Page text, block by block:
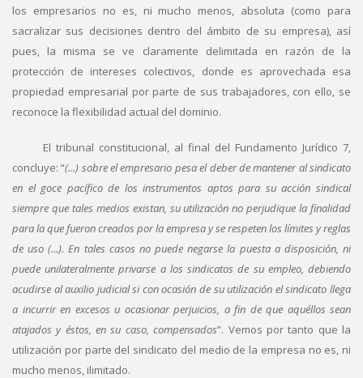
los empresarios no es, ni mucho menos, absoluta (como para
sacralizar sus decisiones dentro del ámbito de su empresa), así
pues, la misma se ve claramente delimitada en razón de la
protección de intereses colectivos, donde es aprovechada esa
propiedad empresarial por parte de sus trabajadores, con ello, se
reconoce la flexibilidad actual del dominio.
El tribunal constitucional, al final del Fundamento Jurídico 7,
concluye: “(...) sobre el empresario pesa el deber de mantener al sindicato
en el goce pacífico de los instrumentos aptos para su acción sindical
siempre que tales medios existan, su utilización no perjudique la finalidad
para la que fueron creados por la empresa y se respeten los límites y reglas
de uso (...). En tales casos no puede negarse la puesta a disposición, ni
puede unilateralmente privarse a los sindicatos de su empleo, debiendo
acudirse al auxilio judicial si con ocasión de su utilización el sindicato llega
a incurrir en excesos u ocasionar perjuicios, a fin de que aquéllos sean
atajados y éstos, en su caso, compensados”. Vemos por tanto que la
utilización por parte del sindicato del medio de la empresa no es, ni
mucho menos, ilimitado.